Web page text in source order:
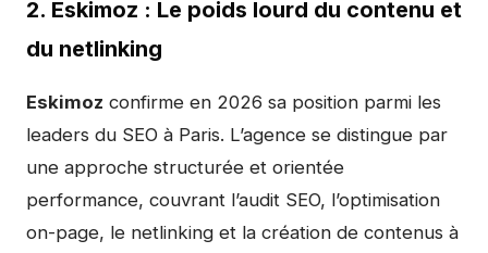
2. Eskimoz : Le poids lourd du contenu et
du netlinking
Eskimoz confirme en 2026 sa position parmi les
leaders du SEO à Paris. L’agence se distingue par
une approche structurée et orientée
performance, couvrant l’audit SEO, l’optimisation
on-page, le netlinking et la création de contenus à